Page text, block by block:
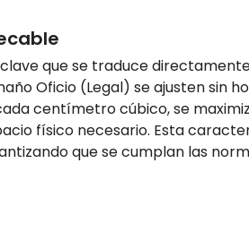
que se traduce
Oficio (Legal) se ajusten sin
centímetro cúbico, se
físico necesario. Esta
que se cumplan las